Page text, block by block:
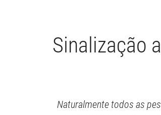
Sinalização
Naturalmente todos as